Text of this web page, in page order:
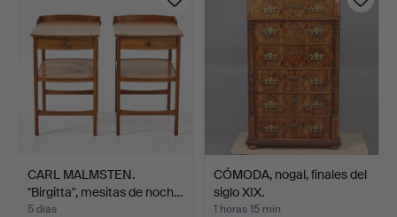
CARL MALMSTEN.
"Birgitta", mesitas de noch…
5 días
CÓMODA, nogal, finales del
siglo XIX.
1 horas 15 min